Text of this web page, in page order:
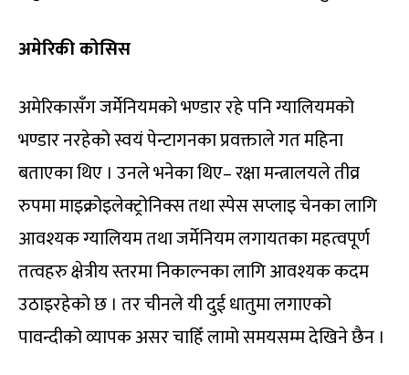
अमेरिकी कोसिस
अमेरिकासँग जर्मेनियमको भण्डार रहे पनि ग्यालियमको
भण्डार नरहेको स्वयं पेन्टागनका प्रवक्ताले गत महिना
बताएका थिए । उनले भनेका थिए– रक्षा मन्त्रालयले तीव्र
रुपमा माइक्रोइलेक्ट्रोनिक्स तथा स्पेस सप्लाइ चेनका लागि
आवश्यक ग्यालियम तथा जर्मेनियम लगायतका महत्वपूर्ण
तत्वहरु क्षेत्रीय स्तरमा निकाल्नका लागि आवश्यक कदम
उठाइरहेको छ । तर चीनले यी दुई धातुमा लगाएको
पावन्दीको व्यापक असर चाहिँ लामो समयसम्म देखिने छैन ।